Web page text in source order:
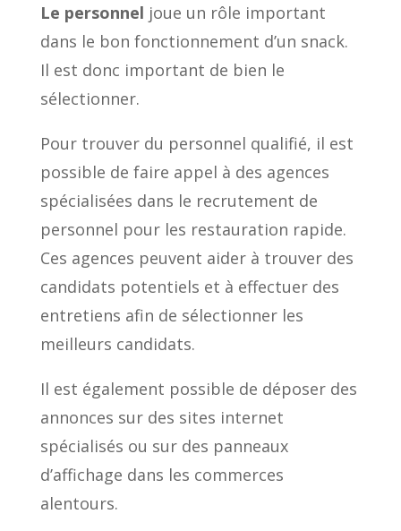
Le personnel joue un rôle important
dans le bon fonctionnement d’un snack.
Il est donc important de bien le
sélectionner.
Pour trouver du personnel qualifié, il est
possible de faire appel à des agences
spécialisées dans le recrutement de
personnel pour les restauration rapide.
Ces agences peuvent aider à trouver des
candidats potentiels et à effectuer des
entretiens afin de sélectionner les
meilleurs candidats.
Il est également possible de déposer des
annonces sur des sites internet
spécialisés ou sur des panneaux
d’affichage dans les commerces
alentours.